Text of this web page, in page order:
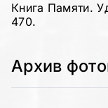
Книга Памяти.
470.
Архив